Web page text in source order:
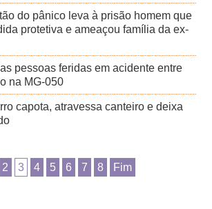
do pânico leva à prisão homem que
protetiva e ameaçou família da ex-
pessoas feridas em acidente entre
na MG-050
capota, atravessa canteiro e deixa
2 3 4 5 6 7 8 Fim